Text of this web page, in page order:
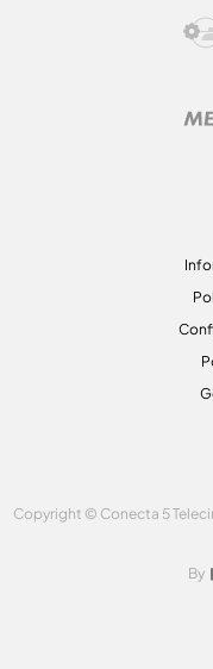
Copyright © Conecta 5
By